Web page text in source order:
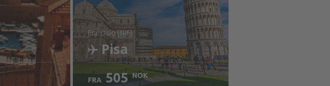
fra: Oslo (TRF)
Pisa
FRA 505 NOK